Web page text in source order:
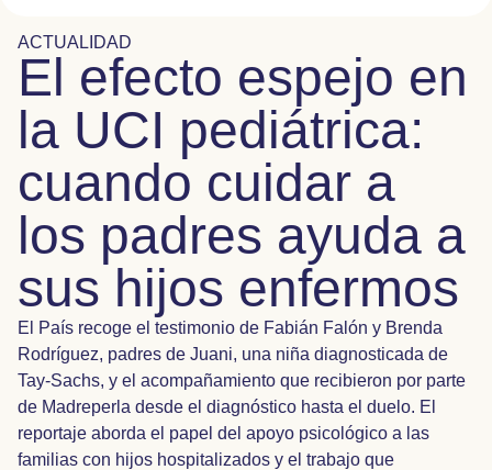
ACTUALIDAD
El efecto espejo en
la UCI pediátrica:
cuando cuidar a
los padres ayuda a
sus hijos enfermos
El País recoge el testimonio de Fabián Falón y Brenda
Rodríguez, padres de Juani, una niña diagnosticada de
Tay-Sachs, y el acompañamiento que recibieron por parte
de Madreperla desde el diagnóstico hasta el duelo. El
reportaje aborda el papel del apoyo psicológico a las
familias con hijos hospitalizados y el trabajo que